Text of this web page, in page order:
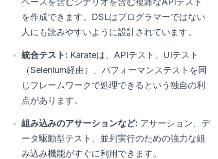
を作成できます。DSLはプログラマーではない
人にも読みやすいように設計されています。
統合テスト: Karateは、APIテスト、UIテスト
（Selenium経由）、パフォーマンステストを同
じフレームワークで処理できるという独自の利
点があります。
組み込みのアサーションなど: アサーション、デ
ータ駆動型テスト、並列実行のための強力な組
み込み機能がすぐに利用できます。